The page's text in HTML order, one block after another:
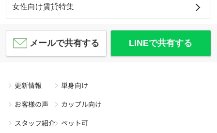
女性向け賃貸特集
メールで共有する LINEで共有する
更新情報
お客様の声
スタッフ紹介
単身向け
カップル向け
ペット可